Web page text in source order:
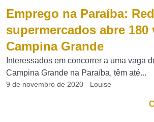
Emprego na Paraíba:
supermercados abre 180
Campina Grande
Interessados em concorrer a uma vaga
Campina Grande na Paraíba, têm até...
9 de novembro de 2020 - Louise